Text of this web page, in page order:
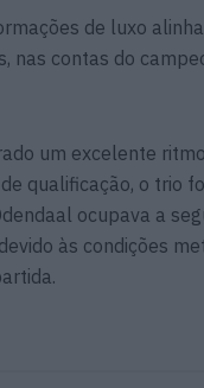
de luxo
nas contas do
um excelente
qualificação, o trio
ocupava a
às condições